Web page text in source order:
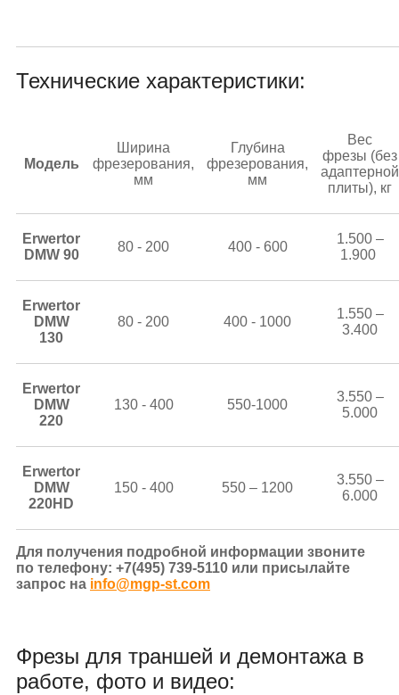
Технические характеристики:
Модель
Ширина
фрезерования,
мм
Глубина
фрезерования,
мм
Вес
фрезы (без
адаптерной
плиты), кг
Erwertor
DMW 90
80 - 200 400 - 600
1.500 –
1.900
Erwertor
DMW
130
80 - 200 400 - 1000
1.550 –
3.400
Erwertor
DMW
220
130 - 400 550-1000
3.550 –
5.000
Erwertor
DMW
220HD
150 - 400 550 – 1200
3.550 –
6.000
Для получения подробной информации звоните
по телефону: +7(495) 739-5110 или присылайте
запрос на info@mgp-st.com
Фрезы для траншей и демонтажа в
работе, фото и видео: